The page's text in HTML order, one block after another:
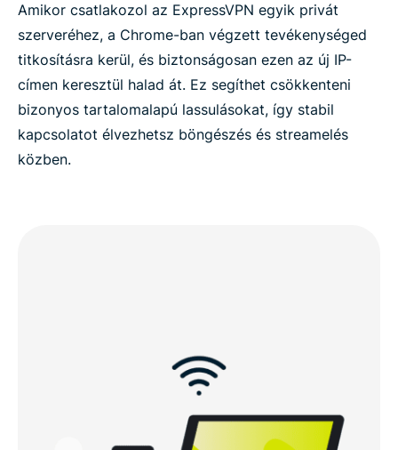
Amikor csatlakozol az ExpressVPN egyik privát
szerveréhez, a Chrome-ban végzett tevékenységed
titkosításra kerül, és biztonságosan ezen az új IP-
címen keresztül halad át. Ez segíthet csökkenteni
bizonyos tartalomalapú lassulásokat, így stabil
kapcsolatot élvezhetsz böngészés és streamelés
közben.